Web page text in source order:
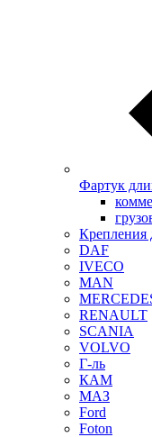
Фартук
Крепления
DAF
IVECO
MAN
RENAULT
SCANIA
VOLVO
Г-ль
КАМ
МАЗ
Ford
Foton